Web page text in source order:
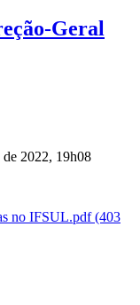
Geral
2022, 19h08
no IFSUL.pdf(403